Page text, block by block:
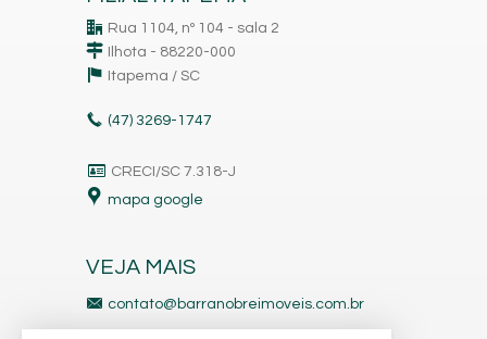
Rua 1104, nº 104 - sala 2
Ilhota - 88220-000
Itapema / SC
(47) 3269-1747
CRECI/SC 7.318-J
mapa google
VEJA MAIS
contato@barranobreimoveis.com.br